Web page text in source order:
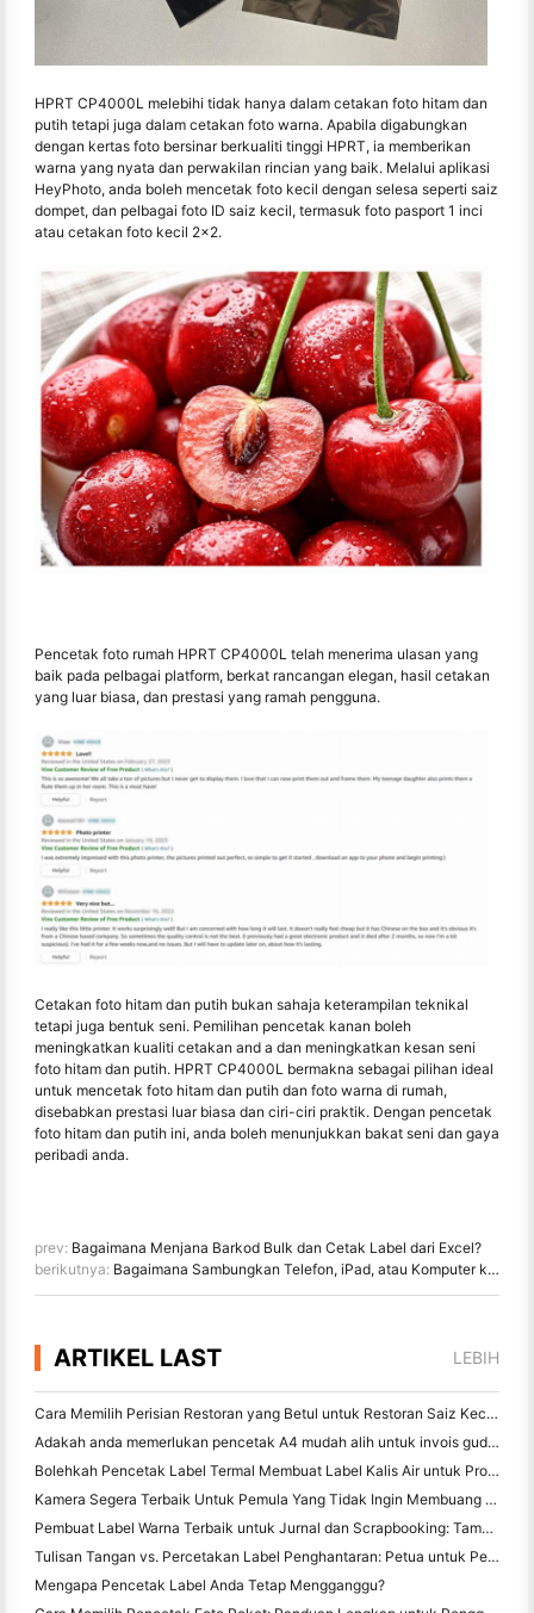
HPRT CP4000L melebihi tidak hanya dalam cetakan foto hitam dan
putih tetapi juga dalam cetakan foto warna. Apabila digabungkan
dengan kertas foto bersinar berkualiti tinggi HPRT, ia memberikan
warna yang nyata dan perwakilan rincian yang baik. Melalui aplikasi
HeyPhoto, anda boleh mencetak foto kecil dengan selesa seperti saiz
dompet, dan pelbagai foto ID saiz kecil, termasuk foto pasport 1 inci
atau cetakan foto kecil 2x2.
Pencetak foto rumah HPRT CP4000L telah menerima ulasan yang
baik pada pelbagai platform, berkat rancangan elegan, hasil cetakan
yang luar biasa, dan prestasi yang ramah pengguna.
Cetakan foto hitam dan putih bukan sahaja keterampilan teknikal
tetapi juga bentuk seni. Pemilihan pencetak kanan boleh
meningkatkan kualiti cetakan and a dan meningkatkan kesan seni
foto hitam dan putih. HPRT CP4000L bermakna sebagai pilihan ideal
untuk mencetak foto hitam dan putih dan foto warna di rumah,
disebabkan prestasi luar biasa dan ciri-ciri praktik. Dengan pencetak
foto hitam dan putih ini, anda boleh menunjukkan bakat seni dan gaya
peribadi anda.
prev: Bagaimana Menjana Barkod Bulk dan Cetak Label dari Excel?
berikutnya: Bagaimana Sambungkan Telefon, iPad, atau Komputer ke Pencetak Foto Boleh Beralih
ARTIKEL LAST LEBIH
Cara Memilih Perisian Restoran yang Betul untuk Restoran Saiz Kecil atau Pertengahan Anda
Adakah anda memerlukan pencetak A4 mudah alih untuk invois gudang? Apa yang sebenarnya berfungsi
Bolehkah Pencetak Label Termal Membuat Label Kalis Air untuk Produk Perniagaan Kecil?
Kamera Segera Terbaik Untuk Pemula Yang Tidak Ingin Membuang Kertas
Pembuat Label Warna Terbaik untuk Jurnal dan Scrapbooking: Tambah Lebih Banyak Warna ke Setiap Halaman
Tulisan Tangan vs. Percetakan Label Penghantaran: Petua untuk Perniagaan Kecil pada 2026
Mengapa Pencetak Label Anda Tetap Mengganggu?